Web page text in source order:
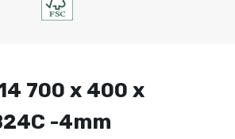
700 x 400 x
-4mm